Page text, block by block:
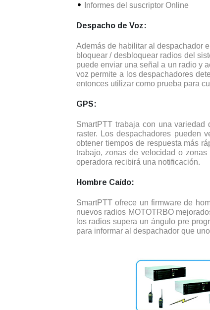
Informes del suscriptor Online
Despacho de Voz:
Además de habilitar al despachador
bloquear / desbloquear radios del
puede enviar una señal a un radio y
voz permite a los despachadores
entonces utilizar como prueba para
GPS:
SmartPTT trabaja con una
raster. Los despachadores pueden
obtener tiempos de respuesta más
trabajo, zonas de velocidad o
operadora recibirá una notificación.
Hombre Caído:
SmartPTT ofrece un firmware de
nuevos radios MOTOTRBO
los radios supera un ángulo pre
para informar al despachador que